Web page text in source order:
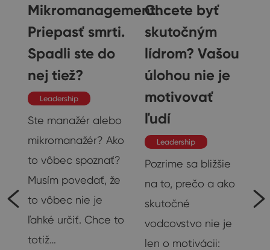
Mikromanagement:
Priepasť smrti.
Spadli ste do
nej tiež?
Leadership
Ste manažér alebo
mikromanažér? Ako
to vôbec spoznať?
Musím povedať, že
to vôbec nie je
ľahké určiť. Chce to
totiž…
Chcete byť
skutočným
lídrom? Vašou
úlohou nie je
motivovať
ľudí
Leadership
Pozrime sa bližšie
na to, prečo a ako
skutočné
vodcovstvo nie je
len o motivácii: